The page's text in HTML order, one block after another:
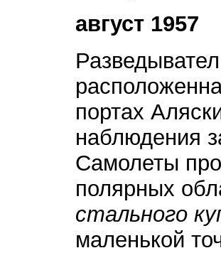
август 1957
портах
наблюдения
Самолеты
полярных
стального
маленькой